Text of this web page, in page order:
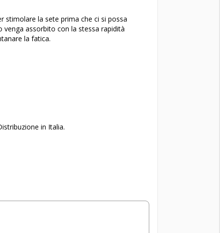
stimolare la sete prima che ci si possa
assorbito con la stessa rapidità
la fatica.
in Italia.